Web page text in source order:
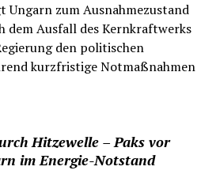
Ungarn zum Ausnahmezustand
dem Ausfall des Kernkraftwerks
den politischen
kurzfristige Notmaßnahmen
Hitzewelle – Paks vor
im Energie-Notstand